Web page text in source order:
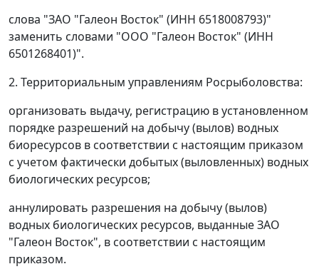
слова "ЗАО "Галеон Восток" (ИНН 6518008793)"
заменить словами "ООО "Галеон Восток" (ИНН
6501268401)".
2. Территориальным управлениям Росрыболовства:
организовать выдачу, регистрацию в установленном
порядке разрешений на добычу (вылов) водных
биоресурсов в соответствии с настоящим приказом
с учетом фактически добытых (выловленных) водных
биологических ресурсов;
аннулировать разрешения на добычу (вылов)
водных биологических ресурсов, выданные ЗАО
"Галеон Восток", в соответствии с настоящим
приказом.